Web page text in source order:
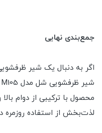
جمع‌بندی نهایی
اگر به دنبال یک شیر
محصول با ترکیبی از دوام
لذت‌بخش از استفاده روزمره